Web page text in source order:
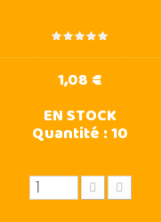
1,08 €
EN STOCK
Quantité :10